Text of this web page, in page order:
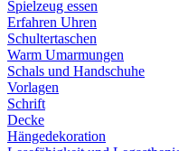
Spielzeug essen
Erfahren Uhren
Schultertaschen
Warm Umarmungen
Schals und Handschuhe
Vorlagen
Schrift
Decke
Hängedekoration